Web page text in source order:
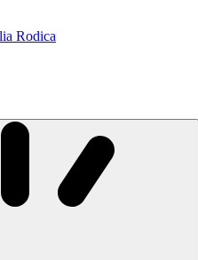
Rodica